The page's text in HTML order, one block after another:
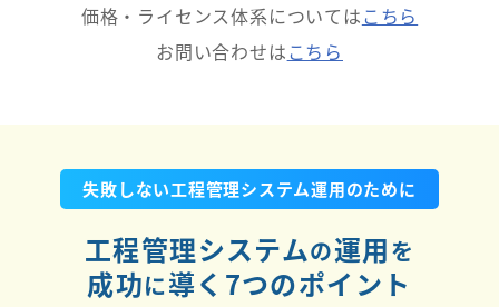
価格・ライセンス体系についてはこちら
お問い合わせはこちら
失敗しない工程管理システム運用のために
工程管理システムの運用を
成功に導く7つのポイント